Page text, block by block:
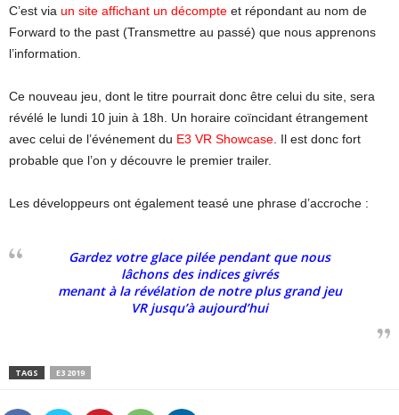
C’est via un site affichant un décompte et répondant au nom de
Forward to the past (Transmettre au passé) que nous apprenons
l’information.
Ce nouveau jeu, dont le titre pourrait donc être celui du site, sera
révélé le lundi 10 juin à 18h. Un horaire coïncidant étrangement
avec celui de l’événement du E3 VR Showcase . Il est donc fort
probable que l’on y découvre le premier trailer.
Les développeurs ont également teasé une phrase d’accroche :
Gardez votre glace pilée pendant que nous
lâchons des indices givrés
menant à la révélation de notre plus grand jeu
VR jusqu’à aujourd’hui
TAGS E3 2019